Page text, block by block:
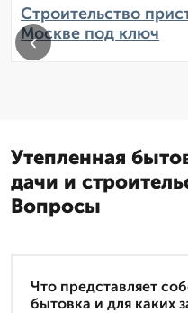
Строительство
Москве под ключ
‹
Утепленная
дачи и
Вопросы
Что представляет
бытовка и для каких